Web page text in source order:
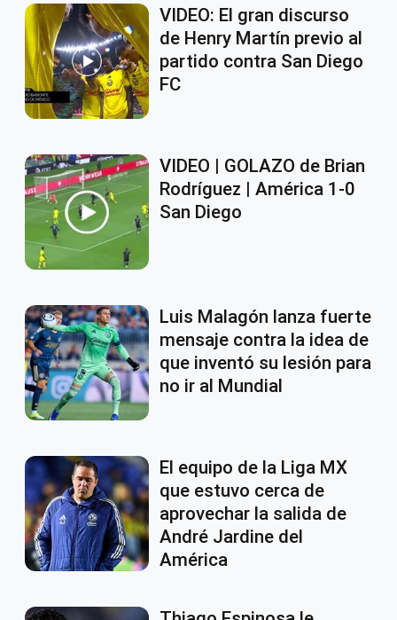
VIDEO: El gran discurso
de Henry Martín previo al
partido contra San Diego
FC
VIDEO | GOLAZO de Brian
Rodríguez | América 1-0
San Diego
Luis Malagón lanza fuerte
mensaje contra la idea de
que inventó su lesión para
no ir al Mundial
El equipo de la Liga MX
que estuvo cerca de
aprovechar la salida de
André Jardine del
América